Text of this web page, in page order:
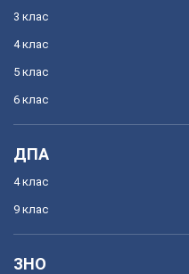
3 клас
4 клас
5 клас
6 клас
ДПА
4 клас
9 клас
ЗНО